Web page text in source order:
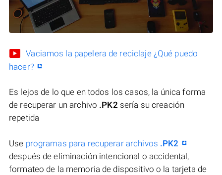
Vaciamos la papelera de reciclaje ¿Qué puedo
hacer?
Es lejos de lo que en todos los casos, la única forma
de recuperar un archivo .PK2 sería su creación
repetida
Use programas para recuperar archivos .PK2
después de eliminación intencional o accidental,
formateo de la memoria de dispositivo o la tarjeta de